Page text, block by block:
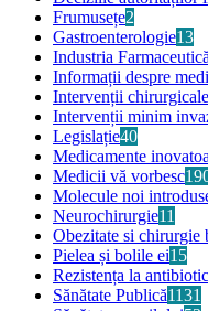
Frumusețe2
Gastroenterologie13
Industria Farmaceutică
Informații despre
Intervenții
Intervenții minim
Legislație40
Medicamente
Medicii vă vorbesc
Molecule noi
Neurochirurgie11
Obezitate si chirurgie
Pielea și bolile ei15
Rezistența la
Sănătate Publică1131